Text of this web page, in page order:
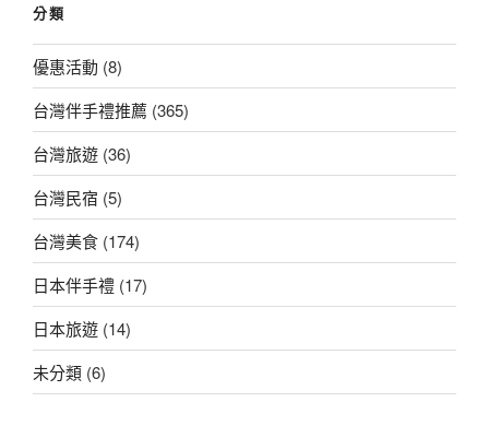
分類
優惠活動 (8)
台灣伴手禮推薦 (365)
台灣旅遊 (36)
台灣民宿 (5)
台灣美食 (174)
日本伴手禮 (17)
日本旅遊 (14)
未分類 (6)